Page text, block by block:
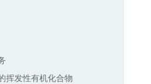
挥发性有机化合物